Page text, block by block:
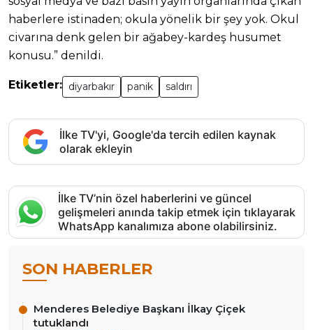
haberlere istinaden; okula yönelik bir şey yok. Okul
civarına denk gelen bir ağabey-kardeş husumet
konusu.” denildi.
Etiketler: diyarbakır panik saldırı
İlke TV'yi, Google'da tercih edilen kaynak
olarak ekleyin
İlke TV’nin özel haberlerini ve güncel
gelişmeleri anında takip etmek için tıklayarak
WhatsApp kanalımıza abone olabilirsiniz.
SON HABERLER
Menderes Belediye Başkanı İlkay Çiçek
tutuklandı